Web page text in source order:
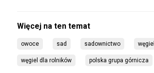
owoce sad sadownictwo węgiel
węgiel dla rolników polska grupa górnicza